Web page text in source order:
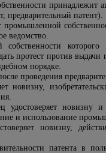
принадлежит
предварительный патент).
промышленной
ведомство.
которого
протест против
порядке.
проведения
новизну,
новизну и
и использование
новизну,
патента в